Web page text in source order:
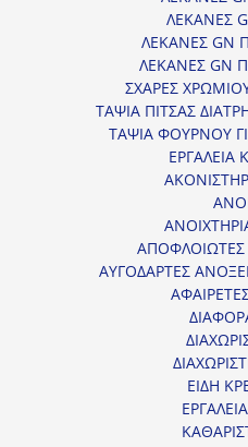
ΛΕΚΑΝΕΣ
ΛΕΚΑΝΕΣ GN
ΛΕΚΑΝΕΣ GN
ΣΧΑΡΕΣ
ΤΑΨΙΑ ΠΙΤΣΑΣ
ΤΑΨΙΑ ΦΟΥΡΝΟΥ
ΕΡΓΑΛΕΙΑ
ΑΥΓΟΔΑΡΤΕΣ
ΕΙΔΗ